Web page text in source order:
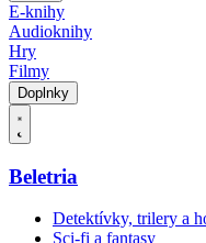
E-knihy
Audioknihy
Hry
Filmy
Doplnky
Beletria
Detektívky, trilery a
Sci-fi a fantasy